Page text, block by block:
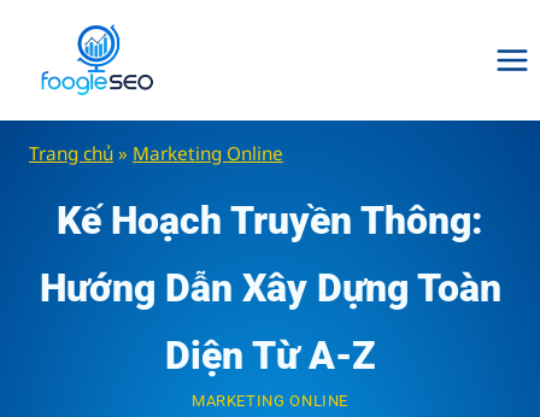
content
Trang chủ » Marketing Online
Kế Hoạch Truyền Thông:
Hướng Dẫn Xây Dựng Toàn
Diện Từ A-Z
MARKETING ONLINE